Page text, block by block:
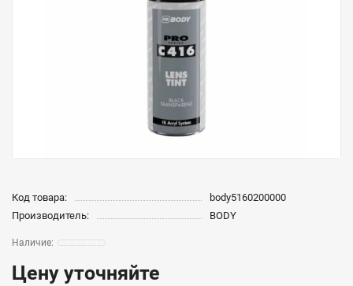
Код товара:
body5160200000
Производитель:
BODY
Цену уточняйте